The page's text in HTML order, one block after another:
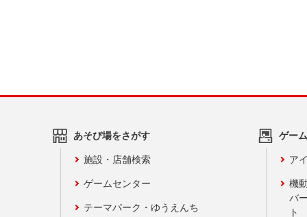
あそび場をさがす
施設・店舗検索
ゲームセンター
テーマパーク・ゆうえんち
ゲー
ア
機
バ
ト